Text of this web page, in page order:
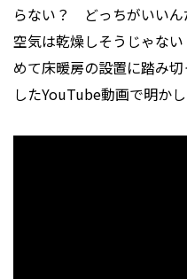
らない？ どっちがいいん
空気は乾燥しそうじゃな
めて床暖房の設置に踏み
したYouTube動画で明かし